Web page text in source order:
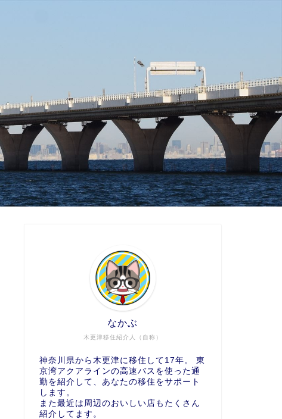
木更津移住紹介人（自称）
なかぶ
神奈川県から木更津に移住して17年。 東
京湾アクアラインの高速バスを使った通
勤を紹介して、あなたの移住をサポート
します。
また最近は周辺のおいしい店もたくさん
紹介してます。